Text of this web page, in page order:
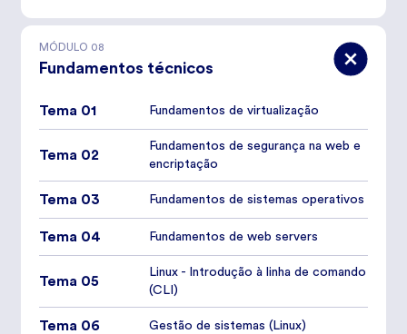
MÓDULO 08
Fundamentos técnicos
Tema 01 Fundamentos de virtualização
Tema 02
Fundamentos de segurança na web e
encriptação
Tema 03 Fundamentos de sistemas operativos
Tema 04 Fundamentos de web servers
Tema 05
Linux - Introdução à linha de comando
(CLI)
Tema 06 Gestão de sistemas (Linux)